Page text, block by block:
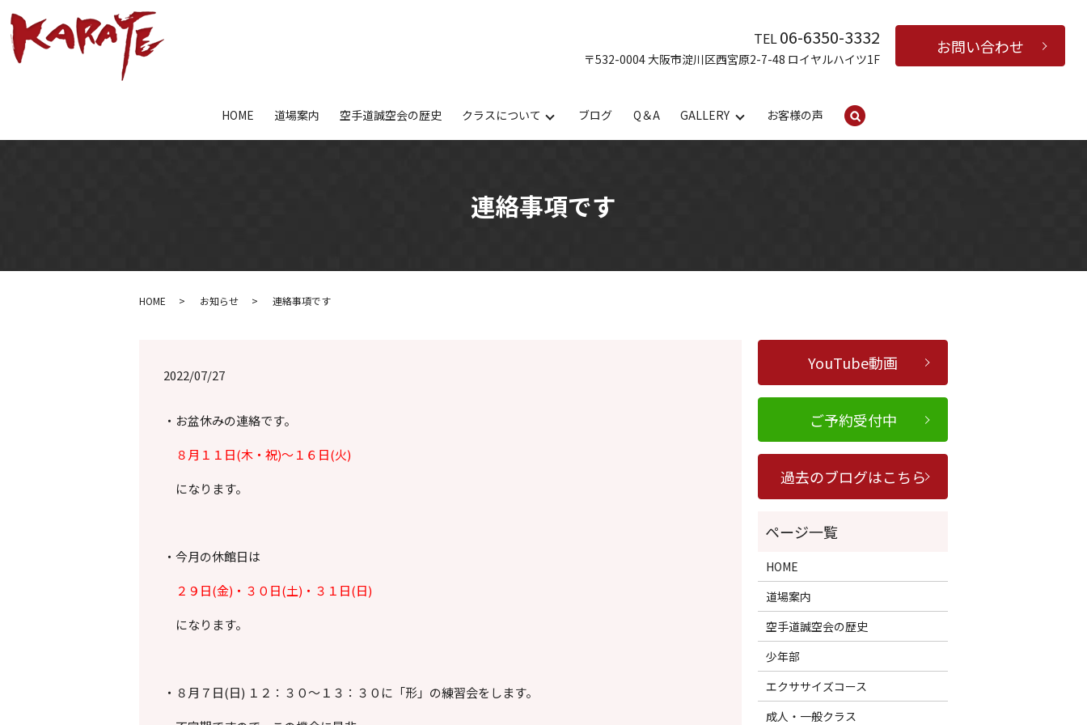
TEL06-6350-3332
〒532-0004 大阪市淀川区西宮原2-7-48 ロイヤルハイツ1F
お問い合わせ
HOME 道場案内 空手道誠空会の歴史 クラスについて ブログ Q＆A GALLERY お客様の声
連絡事項です
HOME お知らせ 連絡事項です
2022/07/27
・お盆休みの連絡です。
８月１１日(木・祝)～１６日(火)
になります。
・今月の休館日は
２９日(金)・３０日(土)・３１日(日)
になります。
・８月７日(日) １２：３０～１３：３０に「形」の練習会をします。
YouTube動画
ご予約受付中
過去のブログはこちら
HOME
道場案内
空手道誠空会の歴史
少年部
エクササイズコース
成人・一般クラス